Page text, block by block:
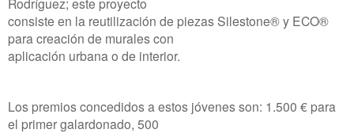
consiste en la reutilización de piezas Silestone® y ECO®
para creación de murales con
aplicación urbana o de interior.
Los premios concedidos a estos jóvenes son: 1.500 € para
el primer galardonado, 500